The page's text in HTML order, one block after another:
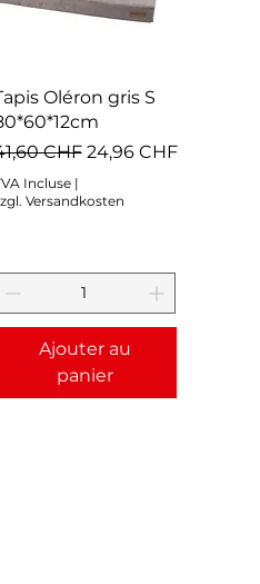
Aperçu rapide
Oléron gris S
original
CHF Prix promotionnel
24,96 CHF
Incluse|
Versandkosten
Ajouter au
panier